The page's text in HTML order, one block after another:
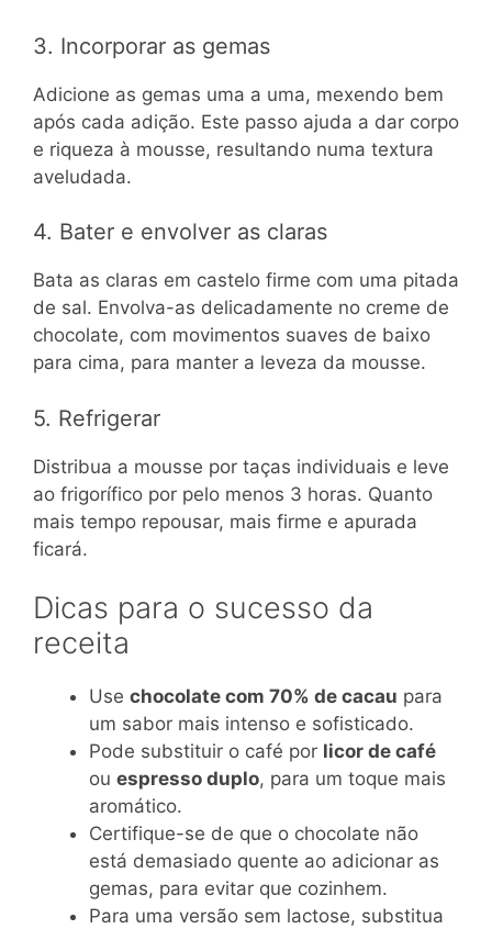
3. Incorporar as gemas
Adicione as gemas uma a uma, mexendo bem
após cada adição. Este passo ajuda a dar corpo
e riqueza à mousse, resultando numa textura
aveludada.
4. Bater e envolver as claras
Bata as claras em castelo firme com uma pitada
de sal. Envolva-as delicadamente no creme de
chocolate, com movimentos suaves de baixo
para cima, para manter a leveza da mousse.
5. Refrigerar
Distribua a mousse por taças individuais e leve
ao frigorífico por pelo menos 3 horas. Quanto
mais tempo repousar, mais firme e apurada
ficará.
Dicas para o sucesso da
receita
Use chocolate com 70% de cacau para
um sabor mais intenso e sofisticado.
Pode substituir o café por licor de café
ou espresso duplo, para um toque mais
aromático.
Certifique-se de que o chocolate não
está demasiado quente ao adicionar as
gemas, para evitar que cozinhem.
Para uma versão sem lactose, substitua